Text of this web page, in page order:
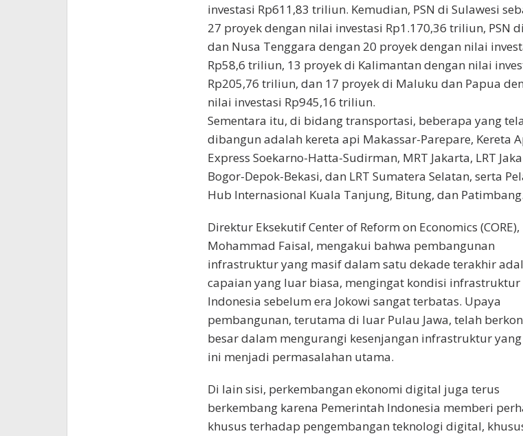
investasi Rp611,83 triliun. Kemudian, PSN di Sulawesi
27 proyek dengan nilai investasi Rp1.170,36 triliun, PSN
dan Nusa Tenggara dengan 20 proyek dengan nilai
Rp58,6 triliun, 13 proyek di Kalimantan dengan nilai
Rp205,76 triliun, dan 17 proyek di Maluku dan Papua
nilai investasi Rp945,16 triliun.
Sementara itu, di bidang transportasi, beberapa yang
dibangun adalah kereta api Makassar-Parepare, Kereta
Express Soekarno-Hatta-Sudirman, MRT Jakarta, LRT
Bogor-Depok-Bekasi, dan LRT Sumatera Selatan, serta
Hub Internasional Kuala Tanjung, Bitung, dan Patimbang.
Direktur Eksekutif Center of Reform on Economics (CORE),
Mohammad Faisal, mengakui bahwa pembangunan
infrastruktur yang masif dalam satu dekade terakhir
capaian yang luar biasa, mengingat kondisi infrastruktur
Indonesia sebelum era Jokowi sangat terbatas. Upaya
pembangunan, terutama di luar Pulau Jawa, telah
besar dalam mengurangi kesenjangan infrastruktur yang
ini menjadi permasalahan utama.
Di lain sisi, perkembangan ekonomi digital juga terus
berkembang karena Pemerintah Indonesia memberi
khusus terhadap pengembangan teknologi digital,